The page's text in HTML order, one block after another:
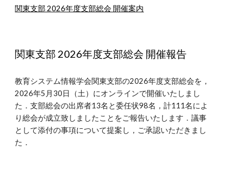
関東支部 2026年度支部総会 開催案内
関東支部 2026年度支部総会 開催報告
教育システム情報学会関東支部の2026年度支部総会を，
2026年5月30日（土）にオンラインで開催いたしまし
た．支部総会の出席者13名と委任状98名，計111名によ
り総会が成立致しましたことをご報告いたします．議事
として添付の事項について提案し，ご承認いただきまし
た．